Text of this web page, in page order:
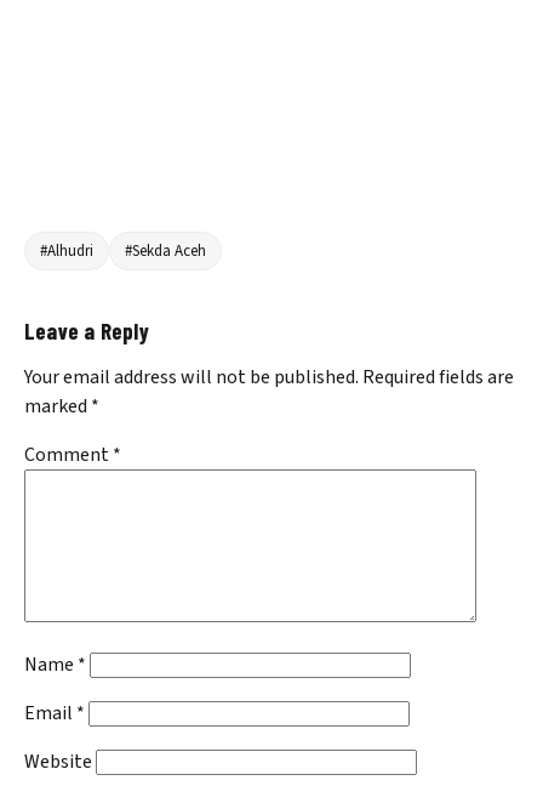
#Alhudri #Sekda Aceh
Leave a Reply
Your email address will not be published. Required fields are
marked *
Comment*
Name *
Email *
Website